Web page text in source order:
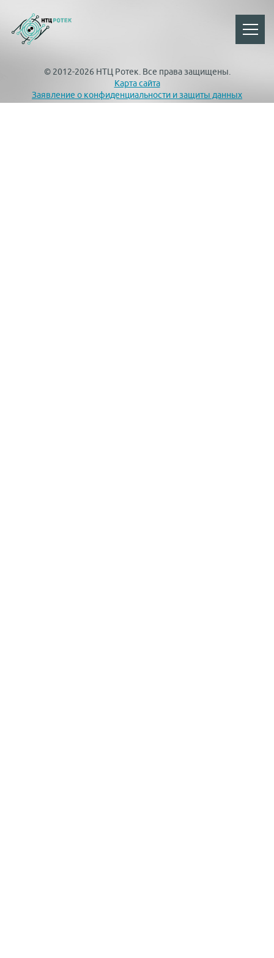
© 2012-2026 НТЦ Ротек. Все права защищены.
Карта сайта
Заявление о конфиденциальности и защиты данных